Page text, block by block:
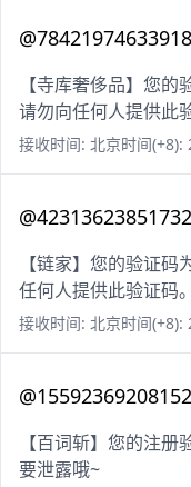
【寺库奢侈品】您的
请勿向任何人提供此
接收时间: 北京时间
【链家】您的验证
任何人提供此验证码。
接收时间: 北京时间
【百词斩】您的注
要泄露哦~